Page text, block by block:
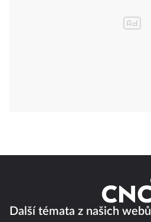
Další témata z našich webů